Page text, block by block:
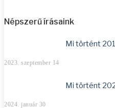
Népszerű írásaink
Mi történt
2023. szeptember 14
Mi történt
2024. január 30